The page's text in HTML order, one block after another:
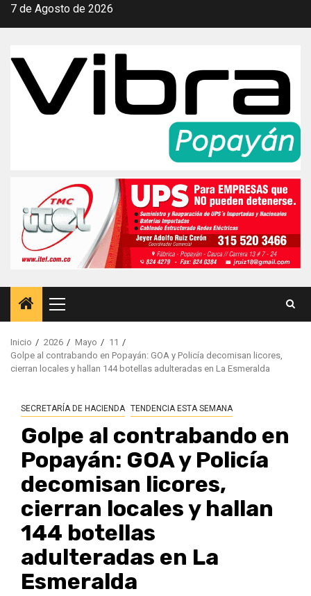
Saltar
7 de Agosto de 2026
Menú
principal
Inicio 2026 Mayo
11
Golpe al contrabando en Popayán: GOA y Policía decomisan licores,
cierran locales y hallan 144 botellas adulteradas en La Esmeralda
SECRETARÍA DE HACIENDA TENDENCIA ESTA SEMANA
Golpe al contrabando en
Popayán: GOA y Policía
decomisan licores,
cierran locales y hallan
144 botellas
adulteradas en La
Esmeralda